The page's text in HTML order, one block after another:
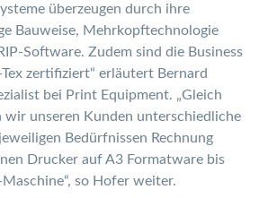
überzeugen durch ihre
Bauweise, Mehrkopftechnologie
Software. Zudem sind die Business
zertifiziert“ erläutert Bernard
bei Print Equipment. „Gleich
wir unseren Kunden unterschiedliche
Bedürfnissen Rechnung
Drucker auf A3 Formatware bis
so Hofer weiter.